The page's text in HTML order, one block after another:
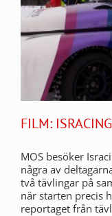
FILM:
MOS besöker
några av
två tävlingar på
när starten precis
reportaget från